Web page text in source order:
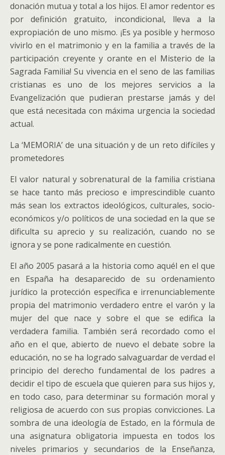
donación mutua y total a los hijos. El amor redentor es
por definición gratuito, incondicional, lleva a la
expropiación de uno mismo. ¡Es ya posible y hermoso
vivirlo en el matrimonio y en la familia a través de la
participación creyente y orante en el Misterio de la
Sagrada Familia! Su vivencia en el seno de las familias
cristianas es uno de los mejores servicios a la
Evangelización que pudieran prestarse jamás y del
que está necesitada con máxima urgencia la sociedad
actual.
La ‘MEMORIA’ de una situación y de un reto difíciles y
prometedores
El valor natural y sobrenatural de la familia cristiana
se hace tanto más precioso e imprescindible cuanto
más sean los extractos ideológicos, culturales, socio-
económicos y/o políticos de una sociedad en la que se
dificulta su aprecio y su realización, cuando no se
ignora y se pone radicalmente en cuestión.
El año 2005 pasará a la historia como aquél en el que
en España ha desaparecido de su ordenamiento
jurídico la protección específica e irrenunciablemente
propia del matrimonio verdadero entre el varón y la
mujer del que nace y sobre el que se edifica la
verdadera familia. También será recordado como el
año en el que, abierto de nuevo el debate sobre la
educación, no se ha logrado salvaguardar de verdad el
principio del derecho fundamental de los padres a
decidir el tipo de escuela que quieren para sus hijos y,
en todo caso, para determinar su formación moral y
religiosa de acuerdo con sus propias convicciones. La
sombra de una ideología de Estado, en la fórmula de
una asignatura obligatoria impuesta en todos los
niveles primarios y secundarios de la Enseñanza,